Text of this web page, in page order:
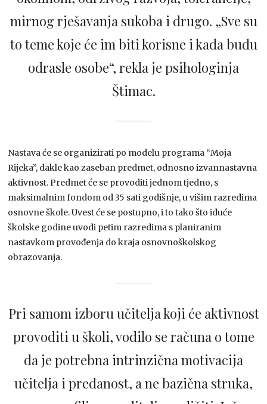
mirnog rješavanja sukoba i drugo. „Sve su
to teme koje će im biti korisne i kada budu
odrasle osobe“, rekla je psihologinja
Štimac.
Nastava će se organizirati po modelu programa “Moja
Rijeka”, dakle kao zaseban predmet, odnosno izvannastavna
aktivnost. Predmet će se provoditi jednom tjedno, s
maksimalnim fondom od 35 sati godišnje, u višim razredima
osnovne škole. Uvest će se postupno, i to tako što iduće
školske godine uvodi petim razredima s planiranim
nastavkom provođenja do kraja osnovnoškolskog
obrazovanja.
Pri samom izboru učitelja koji će aktivnost
provoditi u školi, vodilo se računa o tome
da je potrebna intrinzična motivacija
učitelja i predanost, a ne bazična struka,